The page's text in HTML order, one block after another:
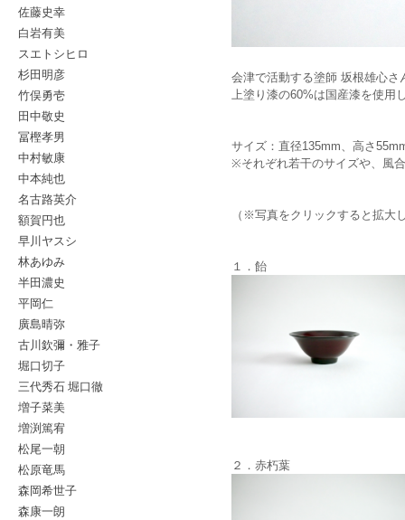
佐藤史幸
白岩有美
スエトシヒロ
杉田明彦
竹俣勇壱
田中敬史
冨樫孝男
中村敏康
中本純也
名古路英介
額賀円也
早川ヤスシ
林あゆみ
半田濃史
平岡仁
廣島晴弥
古川欽彌・雅子
堀口切子
三代秀石 堀口徹
増子菜美
増渕篤宥
松尾一朝
松原竜馬
森岡希世子
森康一朗
会津で活動する塗師 坂根雄心さ
上塗り漆の60%は国産漆を使用
サイズ：直径135mm、高さ
※それぞれ若干のサイズや、風
（※写真をクリックすると拡大
１．飴
２．赤朽葉